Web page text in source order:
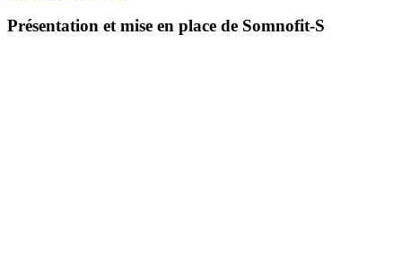
Présentation et mise en place de Somnofit-S